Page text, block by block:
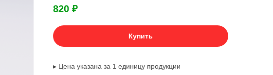
820 ₽
Купить
▸ Цена указана за 1 единицу продукции